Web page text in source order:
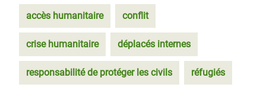
accès humanitaire conflit
crise humanitaire déplacés internes
responsabilité de protéger les civils réfugiés